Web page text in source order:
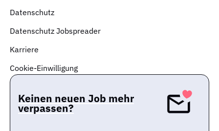
Datenschutz
Datenschutz Jobspreader
Karriere
Cookie-Einwilligung
Keinen neuen Job mehr
verpassen?